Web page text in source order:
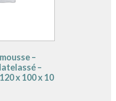
–
–
x 100 x 10